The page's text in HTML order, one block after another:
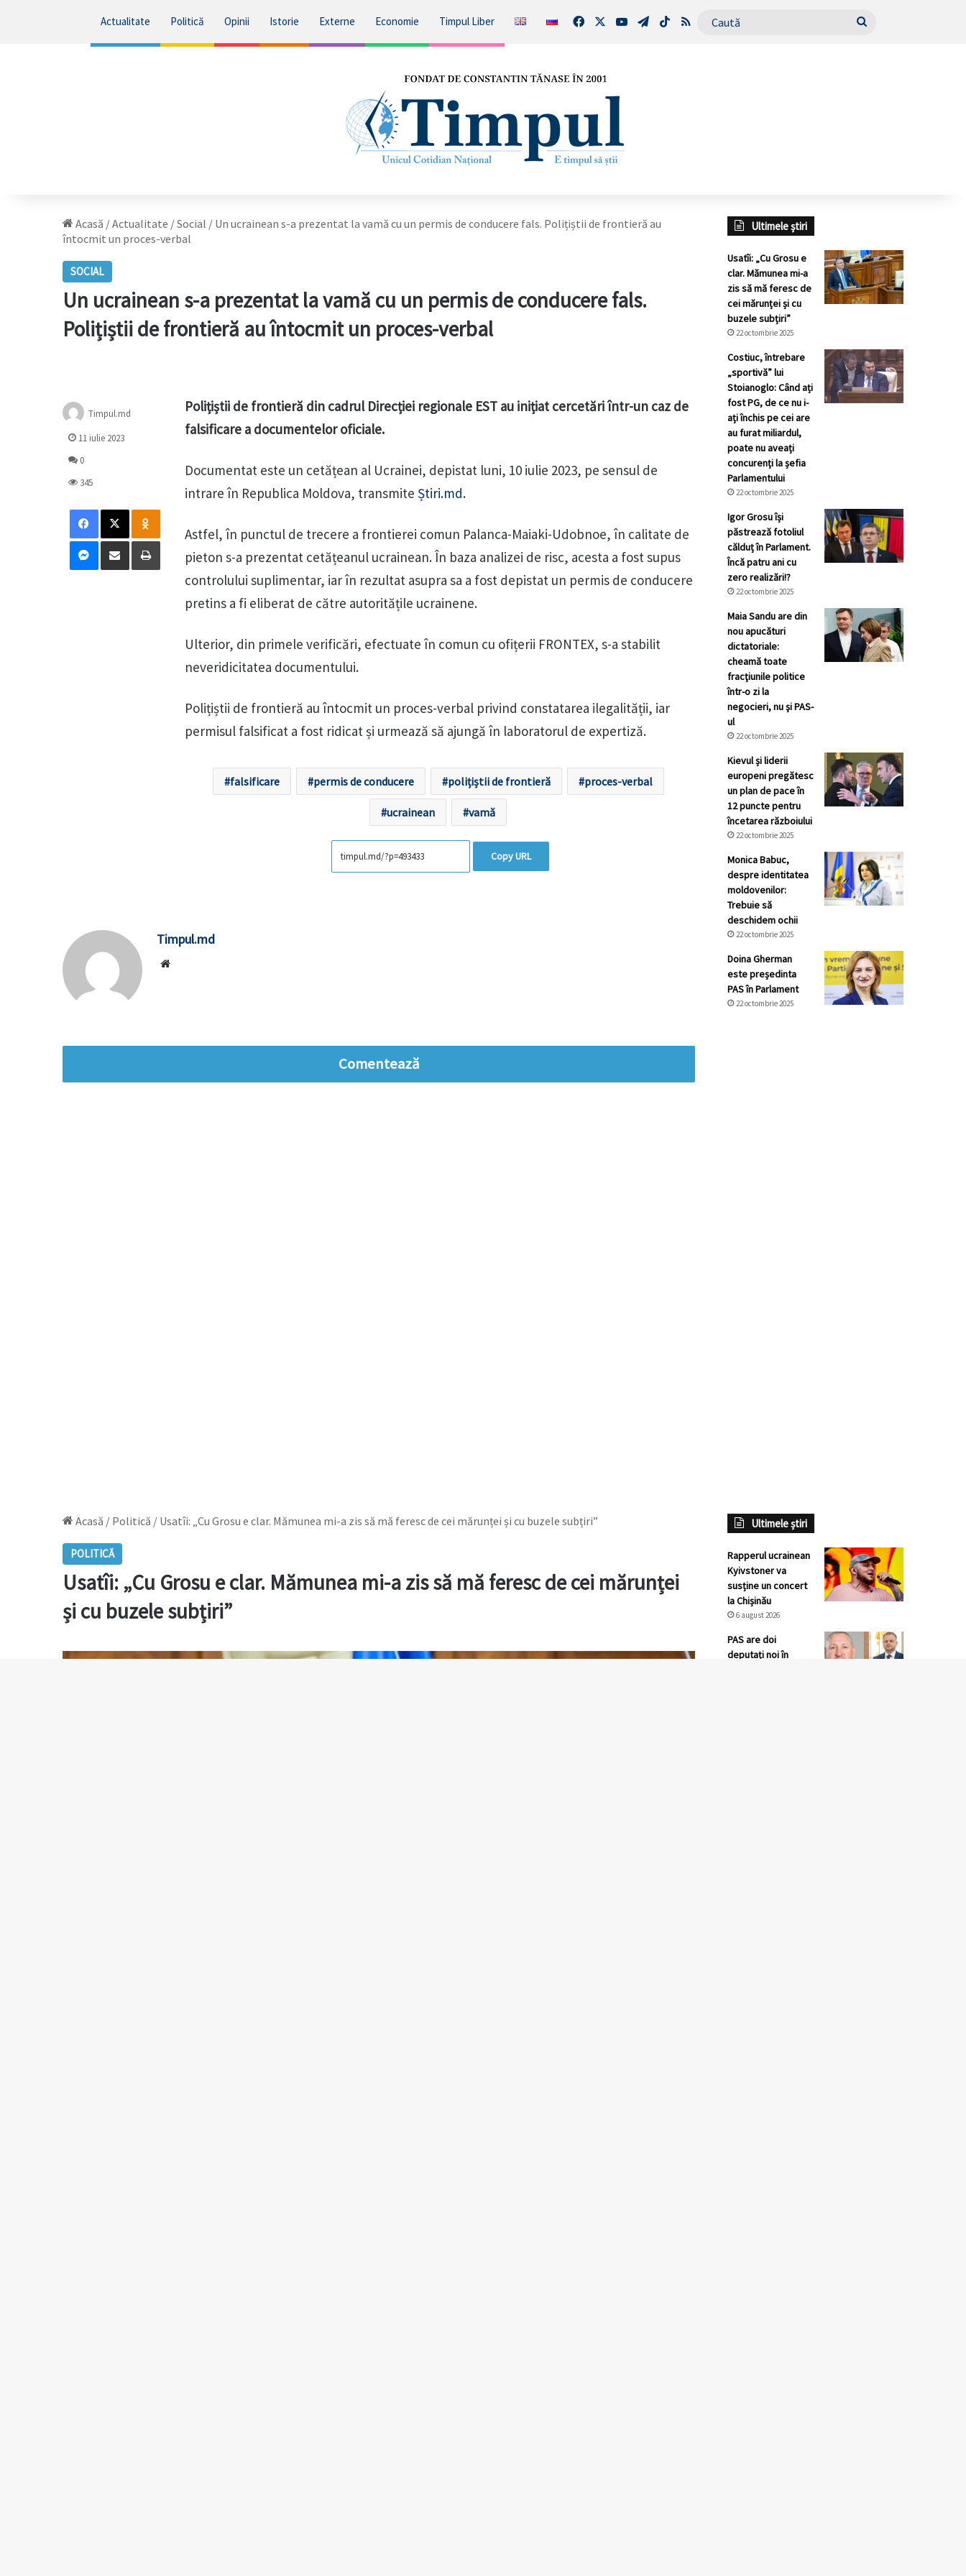
Actualitate Politică Opinii Istorie Externe Economie Timpul Liber FacebookYouTubeTelegram
TikTokRSS Caută
Acasă /Actualitate /Social / Un ucrainean s-a prezentat la vamă cu un permis de conducere fals. Polițiștii de frontieră au
întocmit un proces-verbal
SOCIAL
Un ucrainean s-a prezentat la vamă cu un permis de conducere fals.
Polițiștii de frontieră au întocmit un proces-verbal
Polițiștii de frontieră din cadrul Direcției regionale EST au inițiat cercetări într-un caz de
falsificare a documentelor oficiale.
Documentat este un cetățean al Ucrainei, depistat luni, 10 iulie 2023, pe sensul de
intrare în Republica Moldova, transmite Știri.md.
Astfel, în punctul de trecere a frontierei comun Palanca-Maiaki-Udobnoe, în calitate de
pieton s-a prezentat cetățeanul ucrainean. În baza analizei de risc, acesta a fost supus
controlului suplimentar, iar în rezultat asupra sa a fost depistat un permis de conducere
pretins a fi eliberat de către autoritățile ucrainene.
Ulterior, din primele verificări, efectuate în comun cu ofițerii FRONTEX, s-a stabilit
neveridicitatea documentului.
Polițiștii de frontieră au întocmit un proces-verbal privind constatarea ilegalității, iar
permisul falsificat a fost ridicat și urmează să ajungă în laboratorul de expertiză.
falsificare permis de conducere polițiștii de frontieră proces-verbal
ucrainean vamă
Copy URL
Timpul.md
11 iulie 2023
0
345
Facebook
X Odnoklassniki
Messenger
Distribuie prin mail Tipărește
Timpul.md
Comentează
Ultimele știri
Usatîi: „Cu Grosu e
clar. Mămunea mi-a
zis să mă feresc de
cei mărunței și cu
buzele subțiri”
22 octombrie 2025
Costiuc, întrebare
„sportivă” lui
Stoianoglo: Când ați
fost PG, de ce nu i-
ați închis pe cei are
au furat miliardul,
poate nu aveați
concurenți la șefia
Parlamentului
22 octombrie 2025
Igor Grosu își
păstrează fotoliul
călduț în Parlament.
Încă patru ani cu
zero realizări!?
22 octombrie 2025
Maia Sandu are din
nou apucături
dictatoriale:
cheamă toate
fracţiunile politice
într-o zi la
negocieri, nu şi PAS-
ul
22 octombrie 2025
Kievul și liderii
europeni pregătesc
un plan de pace în
12 puncte pentru
încetarea războiului
22 octombrie 2025
Monica Babuc,
despre identitatea
moldovenilor:
Trebuie să
deschidem ochii
22 octombrie 2025
Doina Gherman
este președinta
PAS în Parlament
22 octombrie 2025